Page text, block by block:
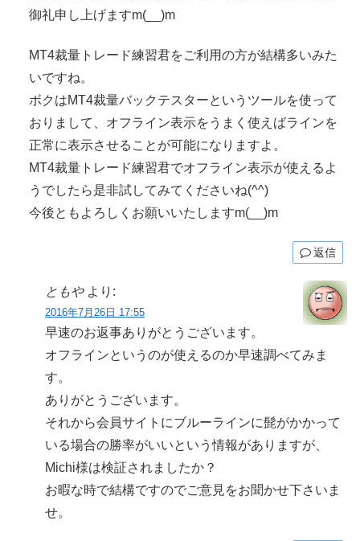
御礼申し上げますm(__)m
MT4裁量トレード練習君をご利用の方が結構多いみた
いですね。
ボクはMT4裁量バックテスターというツールを使って
おりまして、オフライン表示をうまく使えばラインを
正常に表示させることが可能になりますよ。
MT4裁量トレード練習君でオフライン表示が使えるよ
うでしたら是非試してみてくださいね(^^)
今後ともよろしくお願いいたしますm(__)m
返信
ともや より:
2016年7月26日 17:55
早速のお返事ありがとうございます。
オフラインというのが使えるのか早速調べてみま
す。
ありがとうございます。
それから会員サイトにブルーラインに髭がかかって
いる場合の勝率がいいという情報がありますが、
Michi様は検証されましたか？
お暇な時で結構ですのでご意見をお聞かせ下さいま
せ。